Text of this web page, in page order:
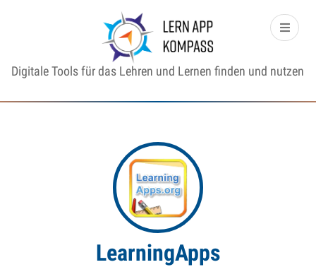
Digitale Tools für das Lehren und Lernen finden und nutzen
LearningApps